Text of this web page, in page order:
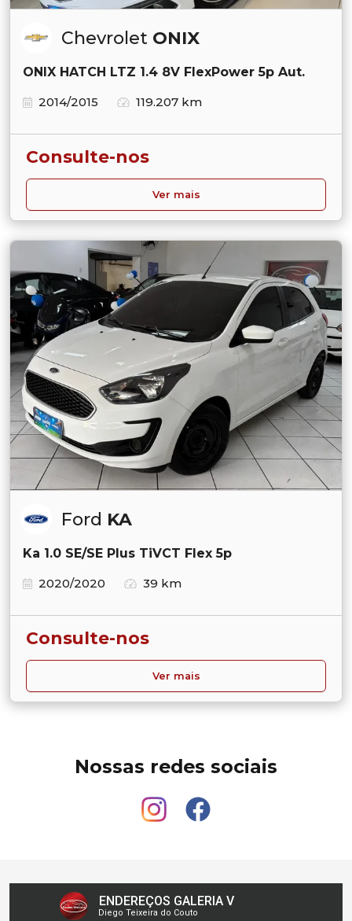
Chevrolet ONIX
ONIX HATCH LTZ 1.4 8V FlexPower 5p Aut.
2014/2015
119.207 km
Consulte-nos
Ver mais
Ford KA
Ka 1.0 SE/SE Plus TiVCT Flex 5p
2020/2020
39 km
Consulte-nos
Ver mais
Nossas redes sociais